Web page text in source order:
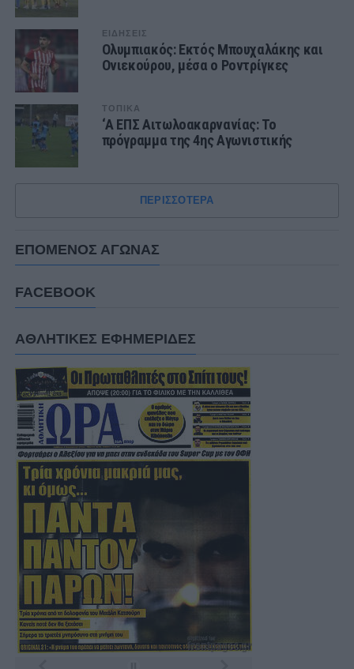
ΕΙΔΗΣΕΙΣ
Ολυμπιακός: Εκτός Μπουχαλάκης και
Ονιεκούρου, μέσα ο Ροντρίγκες
ΤΟΠΙΚΑ
‘Α ΕΠΣ Αιτωλοακαρνανίας: Το
πρόγραμμα της 4ης Αγωνιστικής
ΠΕΡΙΣΣΟΤΕΡΑ
ΕΠΟΜΕΝΟΣ ΑΓΩΝΑΣ
FACEBOOK
ΑΘΛΗΤΙΚΕΣ ΕΦΗΜΕΡΙΔΕΣ